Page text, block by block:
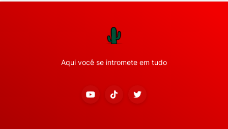
Aqui você se intromete em tudo